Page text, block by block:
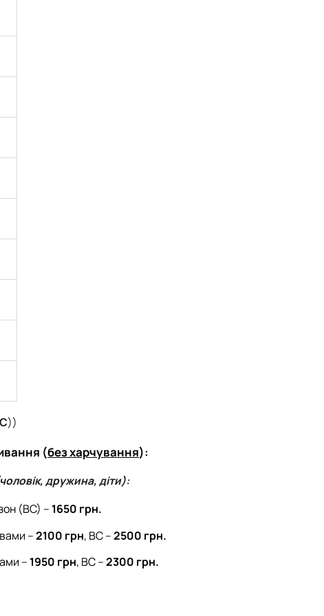
))
(без харчування):
дружина, діти):
(ВС) – 1650 грн.
–2100 грн, ВС –2500 грн.
– 1950 грн, ВС –2300 грн.